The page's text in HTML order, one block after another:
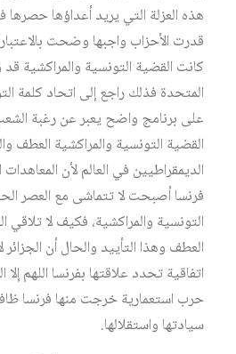
هذه العزلة التي يريد أعداؤها
قدرت الأحزاب واجبها وضحت
كانت القضية التونسية والمراكشية
المتحدة فذلك راجع إلى اتحاد كلمة
على برنامج واضح يعبر عن رغبة
القضية التونسية والمراكشية العطف
الديمقراطيين في العالم لأن
فرنسا أصبحت لا تتماشى مع العصر
التونسية والمراكشية، فكيف لا تلاقي
العطف وهذا التأييد والحال أن الجزائر
اتفاقية تحدد علاقتها بفرنسا اللهم
حرب استعمارية خرجت منها فرنسا
سيادتها واستقلالها.